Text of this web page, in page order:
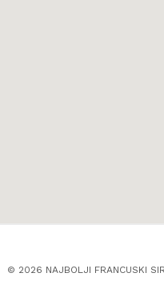
© 2026 NAJBOLJI FRANCUSKI